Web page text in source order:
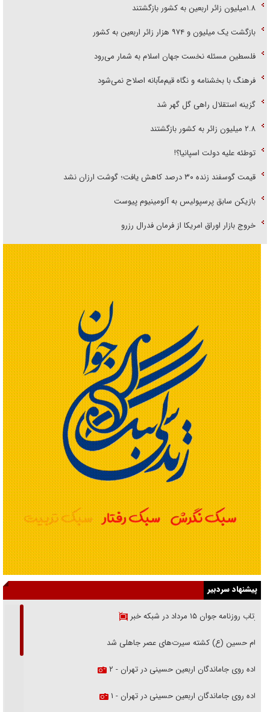
۱.۸میلیون زائر اربعین به کشور بازگشتند
بازگشت یک میلیون و ۹۷۴ هزار زائر اربعین به کشور
فلسطین مسئله نخست جهان اسلام به شمار می‌رود
فرهنگ با بخشنامه و نگاه قیم‌مآبانه اصلاح نمی‌شود
گزینه استقلال راهی گل گهر شد
۲.۸ میلیون زائر به کشور بازگشتند
توطئه علیه دولت اسپانیا؟!
قیمت گوسفند زنده ۳۰ درصد کاهش یافت؛ گوشت ارزان نشد
بازیکن سابق پرسپولیس به آلومینیوم پیوست
خروج بازار اوراق امریکا از فرمان فدرال رزرو
پیشنهاد سردبیر
بازتاب روزنامه جوان ۱۵ مرداد در شبکه خبر
امام حسین (ع) کشته سیرت‌های عصر جاهلی شد
پیاده روی جاماندگان اربعین حسینی در تهران - ۲
پیاده روی جاماندگان اربعین حسینی در تهران - ۱